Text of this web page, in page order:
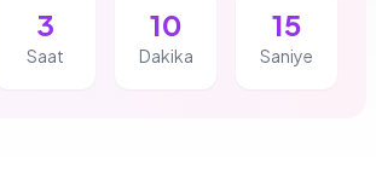
3
Saat
10
Dakika
15
Saniye